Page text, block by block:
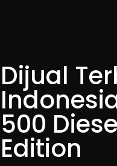
Dijual
500
Edition